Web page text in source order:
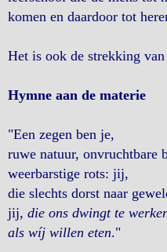
komen en daardoor tot
Het is ook de strekking
Hymne aan de materie
"Een zegen ben je,
ruwe natuur, onvruchtbare
weerbarstige rots: jij,
die slechts dorst naar
jij, die ons dwingt te
als wíj willen eten."